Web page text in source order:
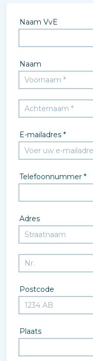
Naam VvE
Naam
E-mailadres *
Telefoonnummer *
Adres
Postcode
Plaats